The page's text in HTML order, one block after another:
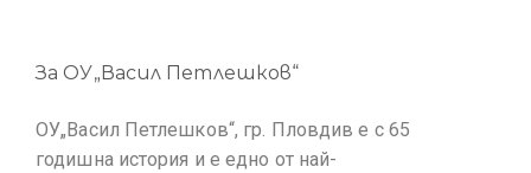
За ОУ„Васил Петлешков“
ОУ„Васил Петлешков“, гр. Пловдив е с 65
годишна история и е едно от най-